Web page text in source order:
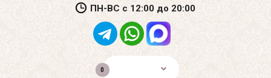
ПН-ВС с 12:00 до 20:00
0